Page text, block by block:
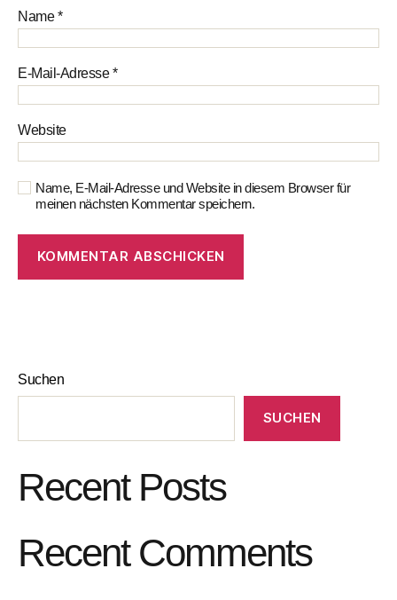
Name*
E-Mail-Adresse*
Website
Name, E-Mail-Adresse und Website in diesem Browser für
meinen nächsten Kommentar speichern.
Suchen
SUCHEN
Recent Posts
Recent Comments